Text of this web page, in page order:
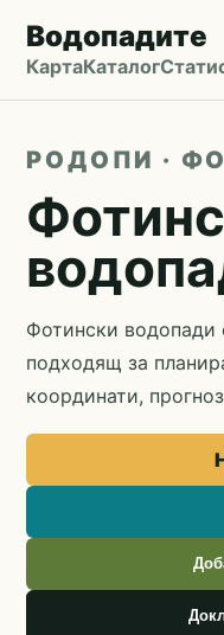
Водопадите
КартаКаталог
РОДОПИ ·
Фотински водопади
подходящ за
координати,